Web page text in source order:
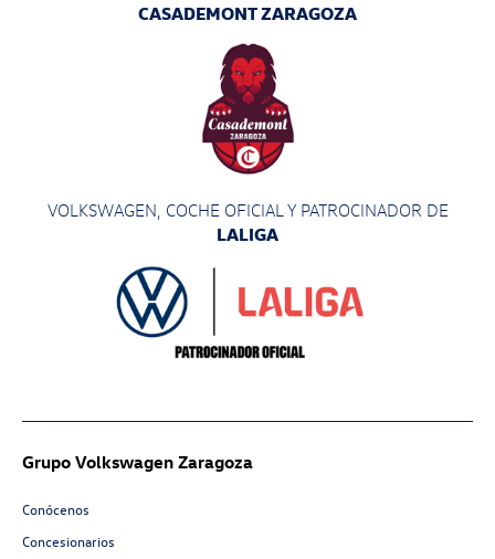
CASADEMONT ZARAGOZA
VOLKSWAGEN, COCHE OFICIAL Y PATROCINADOR DE
LALIGA
Grupo Volkswagen Zaragoza
Conócenos
Concesionarios